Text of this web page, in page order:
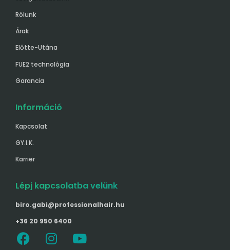
Rólunk
Árak
Előtte-Utána
FUE2 technológia
Garancia
Információ
Kapcsolat
GY.I.K.
Karrier
Lépj kapcsolatba velünk
biro.gabi@professionalhair.hu
+36 20 950 6400